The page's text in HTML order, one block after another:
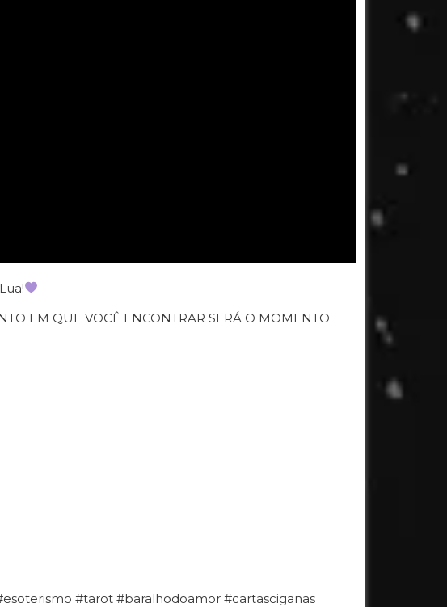
EM QUE VOCÊ ENCONTRAR SERÁ O MOMENTO
#tarot #baralhodoamor #cartasciganas